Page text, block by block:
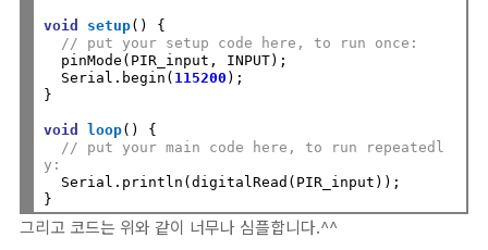
void setup() {
// put your setup code here, to run once:
  Serial.begin(
115200 );
}
void loop() {
// put your main code here, to run repeatedl
y:
그리고 코드는 위와 같이 너무나 심플합니다.^^